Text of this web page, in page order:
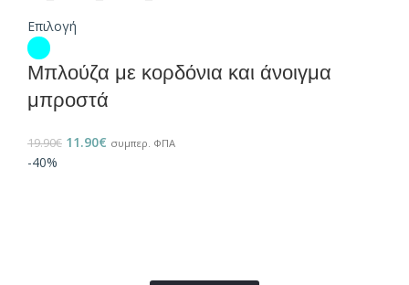
Επιλογή
Μπλούζα με κορδόνια και άνοιγμα
μπροστά
19.90€ 11.90€ συμπερ. ΦΠΑ
-40%